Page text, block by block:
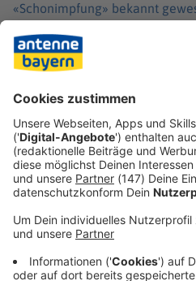
«Schonimpfung» bekannt
Wegen solcher
Reihe von Strafverfahren
in Nördlingen gegeben. Nach
Amtsgerichtes endeten die